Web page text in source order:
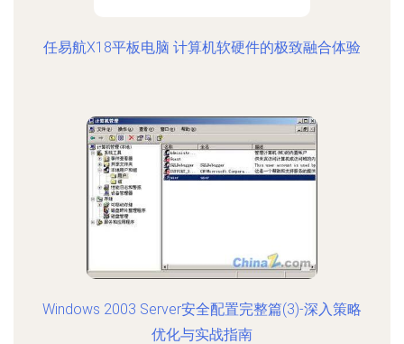
任易航X18平板电脑 计算机软硬件的极致融合体验
Windows 2003 Server安全配置完整篇(3)-深入策略
优化与实战指南